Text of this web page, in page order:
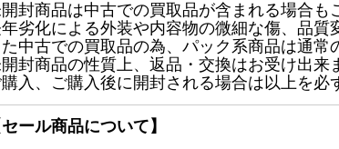
封商品は中古での買取品が含まれる場合も
劣化による外装や内容物の微細な傷、品質
た中古での買取品の為、パック系商品は通常
封商品の性質上、返品・交換はお受け出来
購入、ご購入後に開封される場合は以上を必
セール商品について】